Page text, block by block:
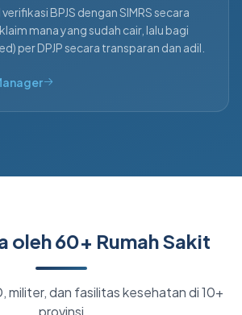
BPJS dengan SIMRS secara
mana yang sudah cair, lalu bagi
per DPJP secara transparan dan adil.
oleh 60+ Rumah Sakit
militer, dan fasilitas kesehatan di 10+
provinsi